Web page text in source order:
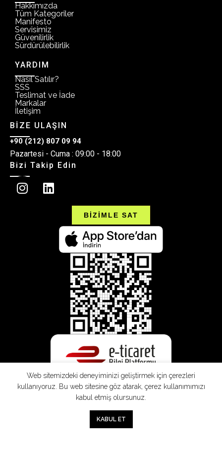
Hakkımızda
Tüm Kategoriler
Manifesto
Servisimiz
Güvenilirlik
Sürdürülebilirlik
YARDIM
Nasıl Satılır?
SSS
Teslimat ve İade
Markalar
İletişim
BİZE ULAŞIN
+90 (212) 807 09 94
Pazartesi - Cuma : 09:00 - 18:00
Bizi Takip Edin
BİZİMLE SAT
Web sitemizdeki deneyiminizi geliştirmek için çerezleri
kullanıyoruz. Bu web sitesine göz atarak, çerez kullanımımızı
kabul etmiş olursunuz.
KABUL ET
Sepet